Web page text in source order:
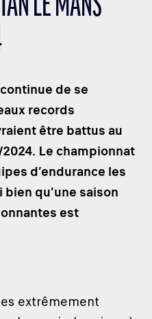
DURABLE
DHL
LE MANS
de se
records
être battus au
Le championnat
d’endurance les
qu’une saison
est
extrêmement